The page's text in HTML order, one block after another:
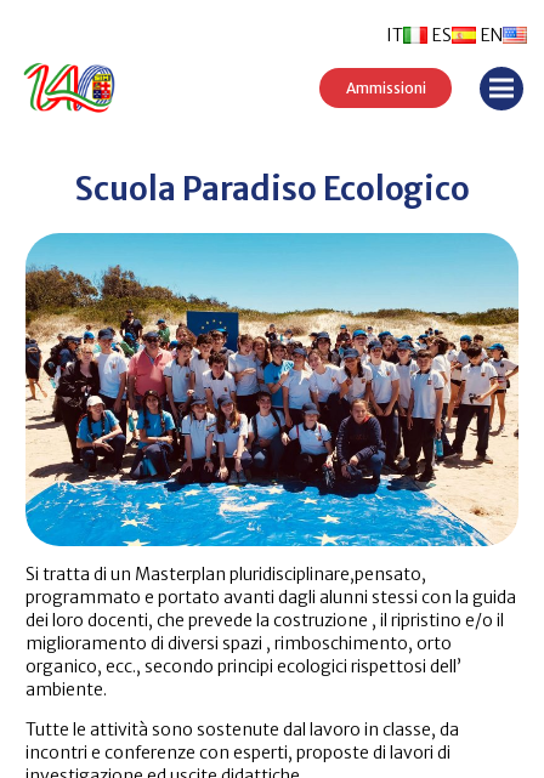
ES EN
IT
Ammissioni
Scuola Paradiso Ecologico
Si tratta di un Masterplan pluridisciplinare,pensato,
programmato e portato avanti dagli alunni stessi con la guida
dei loro docenti, che prevede la costruzione , il ripristino e/o il
miglioramento di diversi spazi , rimboschimento, orto
organico, ecc., secondo principi ecologici rispettosi dell’
ambiente.
Tutte le attività sono sostenute dal lavoro in classe, da
incontri e conferenze con esperti, proposte di lavori di